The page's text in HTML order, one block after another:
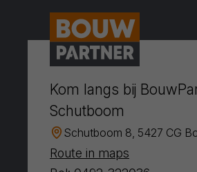
Kom langs bij
Schutboom
Schutboom 8, 5427 CG
Route in maps